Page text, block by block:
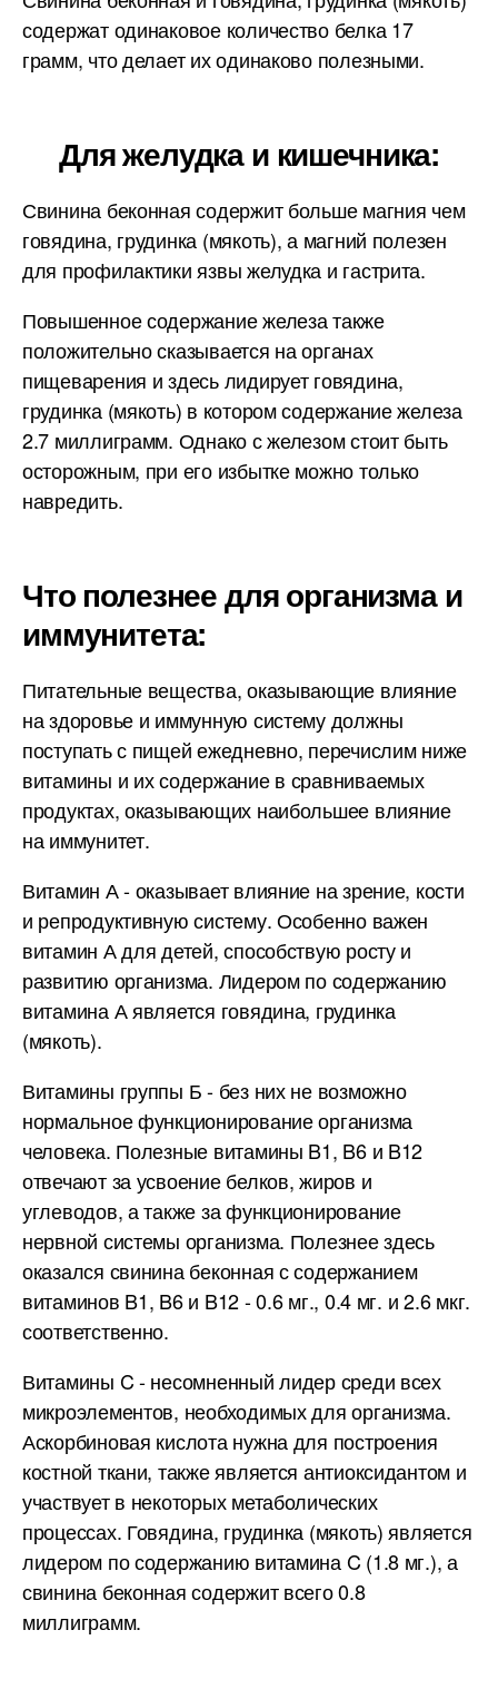
содержат одинаковое количество белка 17
грамм, что делает их одинаково полезными.
Для желудка и кишечника:
Свинина беконная содержит больше магния чем
говядина, грудинка (мякоть), а магний полезен
для профилактики язвы желудка и гастрита.
Повышенное содержание железа также
положительно сказывается на органах
пищеварения и здесь лидирует говядина,
грудинка (мякоть) в котором содержание железа
2.7 миллиграмм. Однако с железом стоит быть
осторожным, при его избытке можно только
навредить.
Что полезнее для организма и
иммунитета:
Питательные вещества, оказывающие влияние
на здоровье и иммунную систему должны
поступать с пищей ежедневно, перечислим ниже
витамины и их содержание в сравниваемых
продуктах, оказывающих наибольшее влияние
на иммунитет.
Витамин А - оказывает влияние на зрение, кости
и репродуктивную систему. Особенно важен
витамин А для детей, способствую росту и
развитию организма. Лидером по содержанию
витамина А является говядина, грудинка
(мякоть).
Витамины группы Б - без них не возможно
нормальное функционирование организма
человека. Полезные витамины B1, B6 и B12
отвечают за усвоение белков, жиров и
углеводов, а также за функционирование
нервной системы организма. Полезнее здесь
оказался свинина беконная с содержанием
витаминов B1, B6 и B12 - 0.6 мг., 0.4 мг. и 2.6 мкг.
соответственно.
Витамины C - несомненный лидер среди всех
микроэлементов, необходимых для организма.
Аскорбиновая кислота нужна для построения
костной ткани, также является антиоксидантом и
участвует в некоторых метаболических
процессах. Говядина, грудинка (мякоть) является
лидером по содержанию витамина C (1.8 мг.), а
свинина беконная содержит всего 0.8
миллиграмм.